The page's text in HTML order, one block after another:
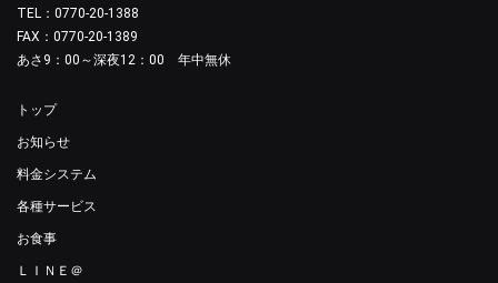
TEL：0770-20-1388
FAX：0770-20-1389
あさ9：00～深夜12：00 年中無休
トップ
お知らせ
料金システム
各種サービス
お食事
ＬＩＮＥ＠